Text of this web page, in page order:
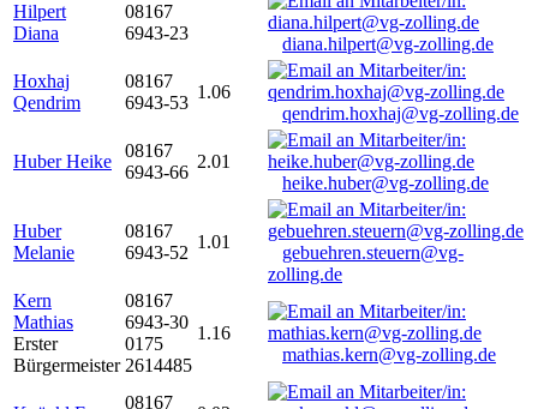
Hilpert
Diana
08167
6943-23
diana.hilpert@vg-zolling.de
Hoxhaj
Qendrim
08167
6943-53
1.06
qendrim.hoxhaj@vg-zolling.de
Huber Heike
08167
6943-66
2.01
heike.huber@vg-zolling.de
Huber
Melanie
08167
6943-52
1.01
gebuehren.steuern@vg-
zolling.de
Kern
Mathias
Erster
Bürgermeister
08167
6943-30
0175
2614485
1.16
mathias.kern@vg-zolling.de
08167